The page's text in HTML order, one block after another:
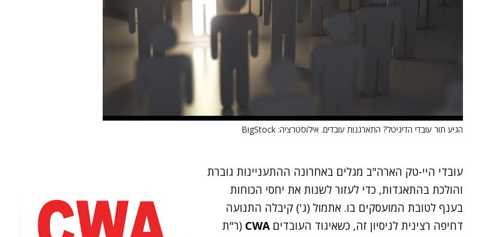
הגיע תור עובדי הדיגיטל? התארגנות עובדים. אילוסטרציה: BigStock
עובדי היי-טק הארה"ב מגלים באחרונה ההתעניינות גוברת
והולכת בהתאגדות, כדי לעזור לשנות את יחסי הכוחות
בענף לטובת המועסקים בו. אתמול (ג') קיבלה התנועה
דחיפה רצינית לניסיון זה, כשאיגוד העובדיםCWA (ר"ת